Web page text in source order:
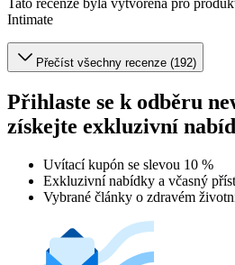
Tato recenze byla vytvořena pro
Intimate
Přečíst všechny recenze (192)
Přihlaste se k odběru
získejte exkluzivní
Uvítací kupón se slevou 10 %
Exkluzivní nabídky a včasný
Vybrané články o zdravém